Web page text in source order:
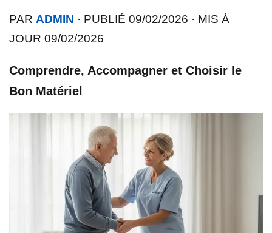
PAR ADMIN · PUBLIÉ 09/02/2026 · MIS À
JOUR 09/02/2026
Comprendre, Accompagner et Choisir le
Bon Matériel